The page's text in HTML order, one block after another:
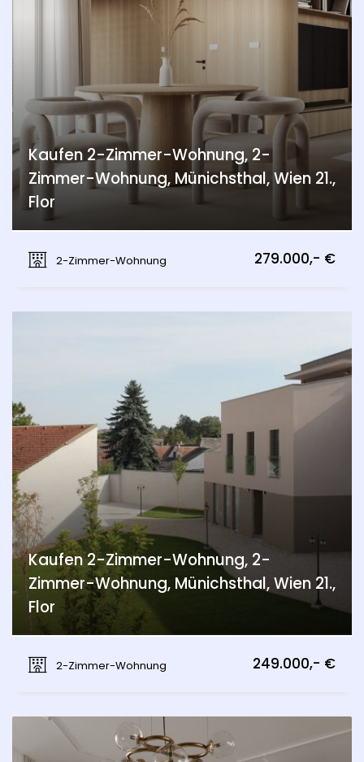
Kaufen 2-Zimmer-Wohnung, 2-
Zimmer-Wohnung, Münichsthal, Wien 21.,
Flor
2-Zimmer-Wohnung
279.000,- €
Kaufen 2-Zimmer-Wohnung, 2-
Zimmer-Wohnung, Münichsthal, Wien 21.,
Flor
2-Zimmer-Wohnung
249.000,- €